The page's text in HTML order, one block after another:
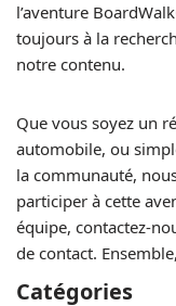
l’aventure
toujours à la
notre contenu.
Que vous soyez un
automobile, ou
la communauté,
participer à cette
équipe, contactez-
de contact.
Catégories